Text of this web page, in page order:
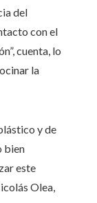
del
con el
cuenta, lo
la
y de
bien
este
Olea,